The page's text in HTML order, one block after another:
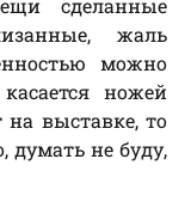
сделанные
жаль
можно
ножей
выставке, то
думать не буду,